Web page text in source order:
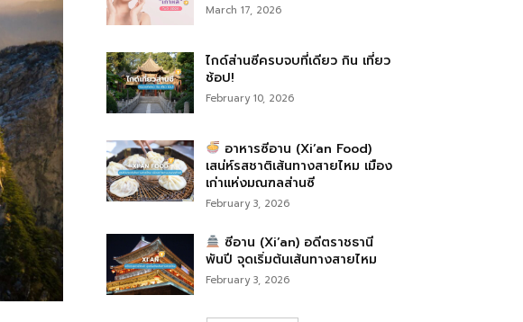
March 17, 2026
ไกด์ส่านซีครบจบที่เดียว กิน เที่ยว
ช้อป!
February 10, 2026
อาหารซีอาน (Xi’an Food)
เสน่ห์รสชาติเส้นทางสายไหม เมือง
เก่าแห่งมณฑลส่านซี
February 3, 2026
ซีอาน (Xi’an) อดีตราชธานี
พันปี จุดเริ่มต้นเส้นทางสายไหม
February 3, 2026